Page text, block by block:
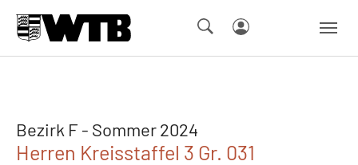
Bezirk F - Sommer 2024
Herren Kreisstaffel 3 Gr. 031